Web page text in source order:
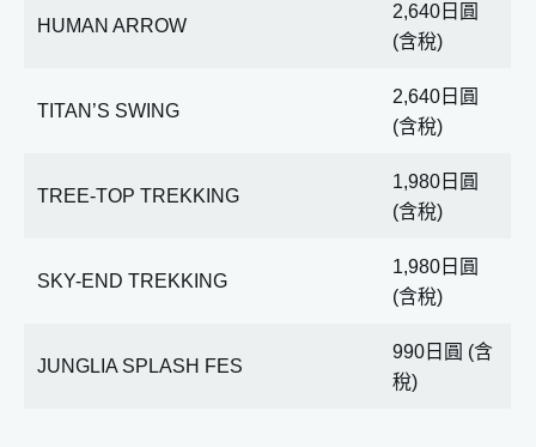
HUMAN ARROW
2,640日圓
(含稅)
TITAN’S SWING
2,640日圓
(含稅)
TREE-TOP TREKKING
1,980日圓
(含稅)
SKY-END TREKKING
1,980日圓
(含稅)
JUNGLIA SPLASH FES
990日圓 (含
稅)